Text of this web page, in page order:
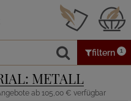
filtern 1
METALL
ab 105,00 € verfügbar